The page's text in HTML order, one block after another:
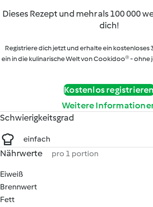
Dieses Rezept und mehr als 100 000
dich!
Registriere dich jetzt und erhalte ein kostenloses
ein in die kulinarische Welt von Cookidoo® - ohne
Kostenlos
Weitere
Schwierigkeitsgrad
einfach
Nährwerte pro 1 portion
Eiweiß
Brennwert
Fett